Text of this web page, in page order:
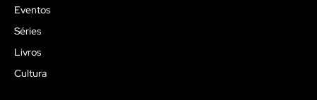
Eventos
Séries
Livros
Cultura